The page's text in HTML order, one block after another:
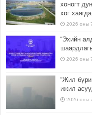
хоногт
хог
2026 оны
“Эхийн
2026 оны
“Жил
ижил
2026 оны